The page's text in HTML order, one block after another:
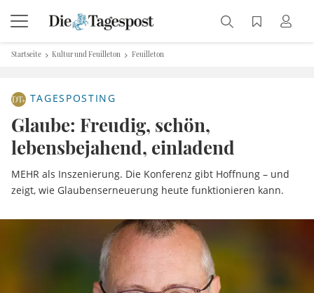
Startseite Kultur und Feuilleton Feuilleton
TAGESPOSTING
Glaube: Freudig, schön,
lebensbejahend, einladend
MEHR als Inszenierung. Die Konferenz gibt Hoffnung – und
zeigt, wie Glaubenserneuerung heute funktionieren kann.